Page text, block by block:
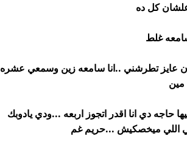
كل ده
غلط
عايز تطرشني ..انا سامعه زين وسمعي عشره
مين
دي انا اقدر اتجوز اربعه ...ودي يادوبك
في اللي ميخصكيش ...حريم غم